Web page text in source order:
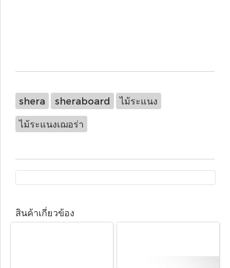
shera sheraboard ไม้ระแนง
ไม้ระแนงเฌอร่า
สินค้าเกี่ยวข้อง